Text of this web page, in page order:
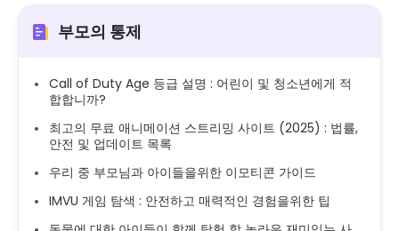
부모의 통제
Call of Duty Age 등급 설명 : 어린이 및 청소년에게 적
합합니까?
최고의 무료 애니메이션 스트리밍 사이트 (2025) : 법률,
안전 및 업데이트 목록
우리 중 부모님과 아이들을위한 이모티콘 가이드
IMVU 게임 탐색 : 안전하고 매력적인 경험을위한 팁